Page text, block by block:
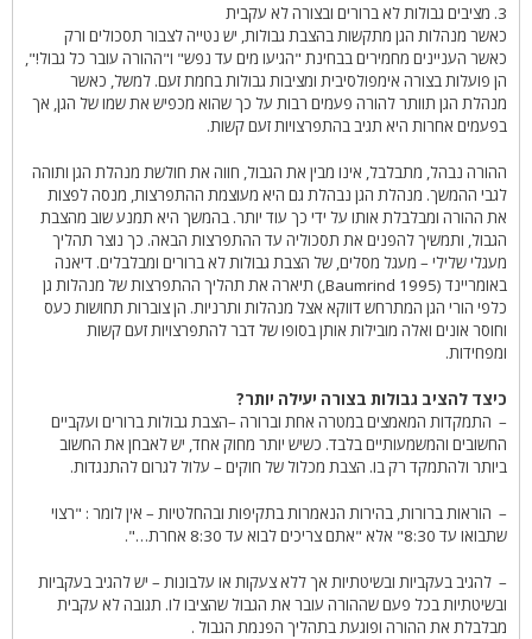
3. מציבים גבולות לא ברורים ובצורה לא עקבית
כאשר מנהלות הגן מתקשות בהצבת גבולות, יש נטייה לצבור תסכולים ורק
כאשר העניינים מחמירים בבחינת "הגיעו מים עד נפש" ו"ההורה עובר כל גבול!",
הן פועלות בצורה אימפולסיבית ומציבות גבולות בחמת זעם. למשל, כאשר
מנהלת הגן תוותר להורה פעמים רבות על כך שהוא מכפיש את שמו של הגן, אך
בפעמים אחרות היא תגיב בהתפרצויות זעם קשות.
ההורה נבהל, מתבלבל, אינו מבין את הגבול, חווה את חולשת מנהלת הגן ותוהה
לגבי ההמשך. מנהלת הגן נבהלת גם היא מעוצמת ההתפרצות, מנסה לפצות
את ההורה ומבלבלת אותו על ידי כך עוד יותר. בהמשך היא תמנע שוב מהצבת
הגבול, ותמשיך להפנים את תסכוליה עד ההתפרצות הבאה. כך נוצר תהליך
מעגלי שלילי – מעגל מסלים, של הצבת גבולות לא ברורים ומבלבלים. דיאנה
באומריינד (1995 Baumrind,) תיארה את תהליך ההתפרצות של מנהלות גן
כלפי הורי הגן המתרחש דווקא אצל מנהלות ותרניות. הן צוברות תחושות כעס
וחוסר אונים ואלה מובילות אותן בסופו של דבר להתפרצויות זעם קשות
ומפחידות.
כיצד להציב גבולות בצורה יעילה יותר?
– התמקדות המאמצים במטרה אחת וברורה –הצבת גבולות ברורים ועקביים
החשובים והמשמעותיים בלבד. כשיש יותר מחוק אחד, יש לאבחן את החשוב
ביותר ולהתמקד רק בו. הצבת מכלול של חוקים – עלול לגרום להתנגדות.
– הוראות ברורות, בהירות הנאמרות בתקיפות ובהחלטיות – אין לומר : "רצוי
שתבואו עד 8:30" אלא "אתם צריכים לבוא עד 8:30 אחרת…".
– להגיב בעקביות ובשיטתיות אך ללא צעקות או עלבונות – יש להגיב בעקביות
ובשיטתיות בכל פעם שההורה עובר את הגבול שהציבו לו. תגובה לא עקבית
מבלבלת את ההורה ופוגעת בתהליך הפנמת הגבול .